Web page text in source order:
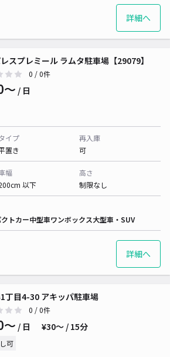
詳細へ
スプレミール ラムタ駐車場【29079】
0 / 0件
/ 日
イプ
置き
再入庫
可
幅
以下
高さ
制限なし
トカー中型車ワンボックス大型車・SUV
詳細へ
丁目4-30 アキッパ駐車場
0 / 0件
/ 日 ¥30〜 / 15分
可